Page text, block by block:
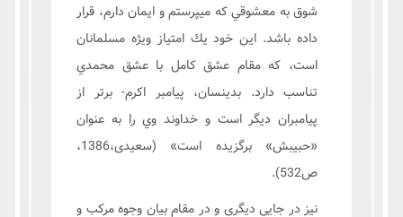
شوق به معشوقي كه ميپرستم و ايمان دارم، قرار
داده باشد. اين خود يك امتياز ويژه مسلمانان
است، که مقام عشق كامل با عشق محمدي
تناسب دارد. بدینسان، پیامبر اکرم- برتر از
پيامبران ديگر است و خداوند وي را به عنوان
«حبيبش» برگزيده است» (سعیدی،1386،
ص532).
نیز در جایی دیگری و در مقام بیان وجوه مرکب و